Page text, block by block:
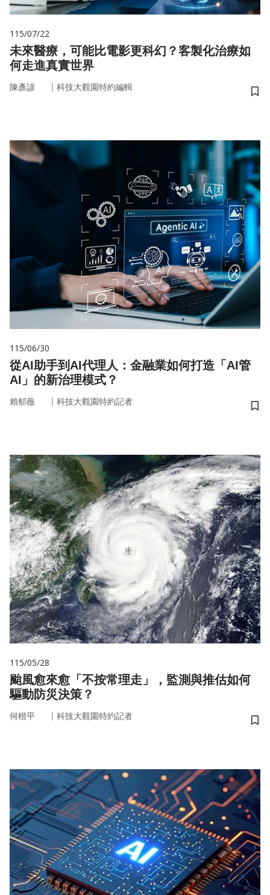
115/07/22
未來醫療，可能比電影更科幻？客製化治療如
何走進真實世界
陳彥諺 ｜ 科技大觀園特約編輯
儲
115/06/30
從AI助手到AI代理人：金融業如何打造「AI管
AI」的新治理模式？
賴郁薇 ｜ 科技大觀園特約記者
儲
115/05/28
颱風愈來愈「不按常理走」，監測與推估如何
驅動防災決策？
何楷平 ｜ 科技大觀園特約記者
儲